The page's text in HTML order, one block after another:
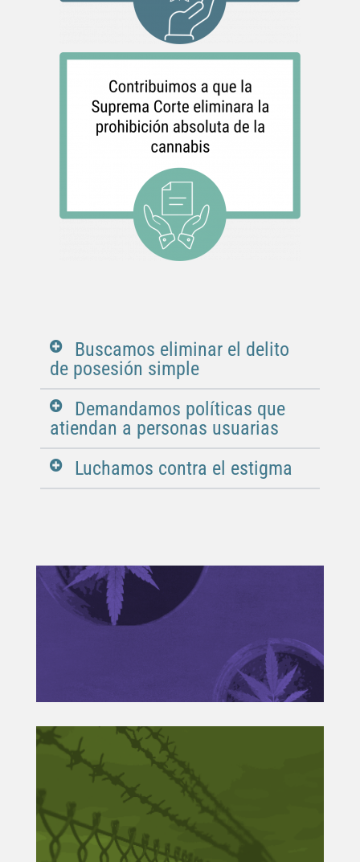
Buscamos eliminar el delito
de posesión simple
Demandamos políticas que
atiendan a personas usuarias
Luchamos contra el estigma
#CannabisConPermiso